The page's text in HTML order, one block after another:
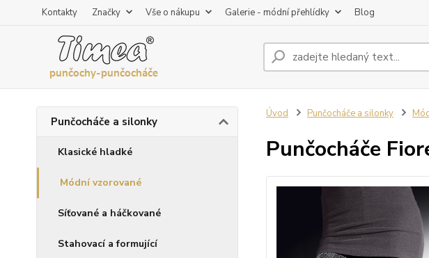
Kontakty Značky Vše o nákupu Galerie - módní přehlídky Blog
Punčocháče a silonky
Klasické hladké
Módní vzorované
Síťované a háčkované
Stahovací a formující
Úvod Punčocháče a silonky
Punčocháče